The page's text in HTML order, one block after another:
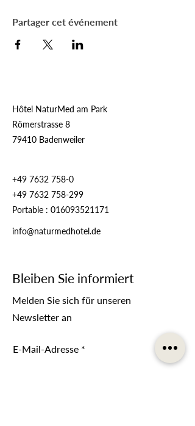
Partager cet événement
Hôtel NaturMed am Park
Römerstrasse 8
79410 Badenweiler
+49 7632 758-0
+49 7632 758-299
Portable : 016093521171
info@naturmedhotel.de
Bleiben Sie informiert
Melden Sie sich für unseren
Newsletter an
E-Mail-Adresse